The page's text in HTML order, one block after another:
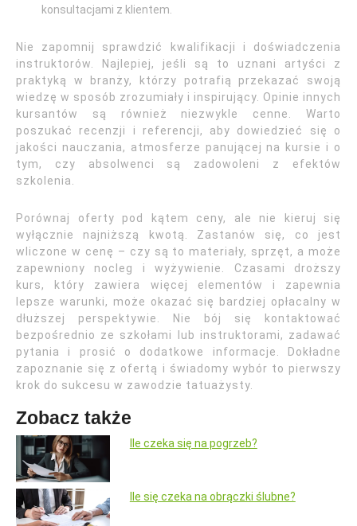
konsultacjami z klientem.
Nie zapomnij sprawdzić kwalifikacji i doświadczenia
instruktorów. Najlepiej, jeśli są to uznani artyści z
praktyką w branży, którzy potrafią przekazać swoją
wiedzę w sposób zrozumiały i inspirujący. Opinie innych
kursantów są również niezwykle cenne. Warto
poszukać recenzji i referencji, aby dowiedzieć się o
jakości nauczania, atmosferze panującej na kursie i o
tym, czy absolwenci są zadowoleni z efektów
szkolenia.
Porównaj oferty pod kątem ceny, ale nie kieruj się
wyłącznie najniższą kwotą. Zastanów się, co jest
wliczone w cenę – czy są to materiały, sprzęt, a może
zapewniony nocleg i wyżywienie. Czasami droższy
kurs, który zawiera więcej elementów i zapewnia
lepsze warunki, może okazać się bardziej opłacalny w
dłuższej perspektywie. Nie bój się kontaktować
bezpośrednio ze szkołami lub instruktorami, zadawać
pytania i prosić o dodatkowe informacje. Dokładne
zapoznanie się z ofertą i świadomy wybór to pierwszy
krok do sukcesu w zawodzie tatuażysty.
Zobacz także
Ile czeka się na pogrzeb?
Ile się czeka na obrączki ślubne?